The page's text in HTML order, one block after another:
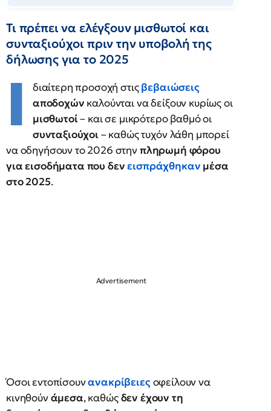
Τι πρέπει να ελέγξουν μισθωτοί και
συνταξιούχοι πριν την υποβολή της
δήλωσης για το 2025
Ι διαίτερη προσοχή στιςβεβαιώσεις
αποδοχών καλούνται να δείξουν κυρίως οι
μισθωτοί– και σε μικρότερο βαθμό οι
συνταξιούχοι– καθώς τυχόν λάθη μπορεί
να οδηγήσουν το 2026 στηνπληρωμή φόρου
για εισοδήματα που δενεισπράχθηκαν μέσα
στο 2025.
Όσοι εντοπίσουνανακρίβειεςοφείλουν να
κινηθούνάμεσα, καθώςδεν έχουν τη